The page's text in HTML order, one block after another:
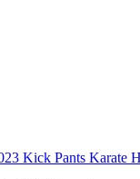
Kick Pants Karate